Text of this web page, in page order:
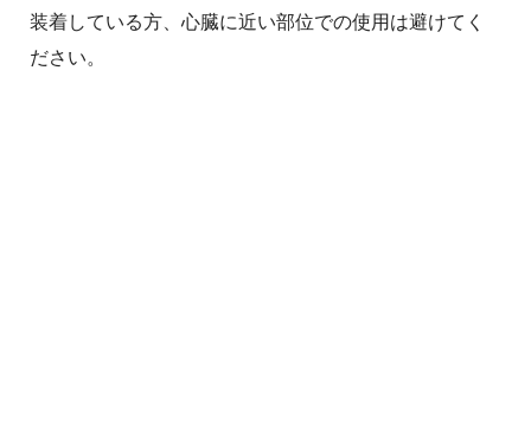
装着している方、心臓に近い部位での使用は避けてく
ださい。